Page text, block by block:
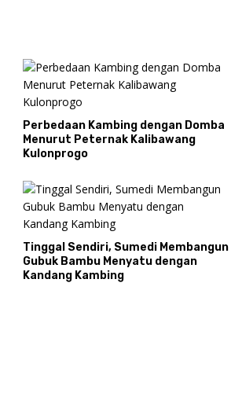
Perbedaan Kambing dengan Domba
Menurut Peternak Kalibawang
Kulonprogo
Tinggal Sendiri, Sumedi Membangun
Gubuk Bambu Menyatu dengan
Kandang Kambing